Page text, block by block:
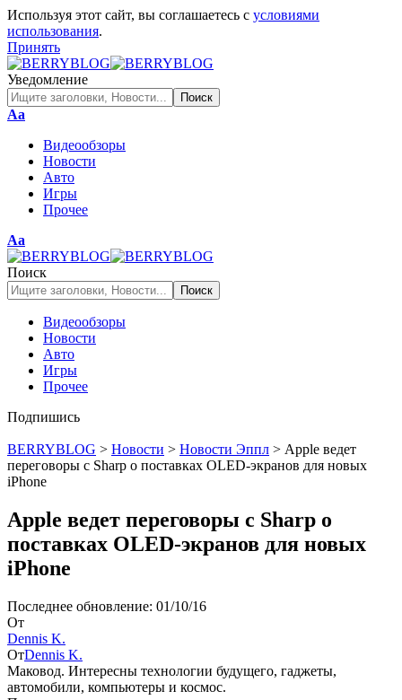
Используя этот сайт, вы соглашаетесь с условиями
использования.
Принять
Уведомление
Изменение
шрифта
Аа
Видеообзоры
Новости
Авто
Игры
Прочее
Изменение
размера
шрифта
Аа
Поиск
Видеообзоры
Новости
Авто
Игры
Прочее
Подпишись
BERRYBLOG > Новости > Новости Эппл > Apple ведет
переговоры с Sharp о поставках OLED-экранов для новых
iPhone
Apple ведет переговоры с Sharp о
поставках OLED-экранов для новых
iPhone
Последнее обновление: 01/10/16
От
Dennis K.
ОтDennis K.
Маковод. Интересны технологии будущего, гаджеты,
автомобили, компьютеры и космос.